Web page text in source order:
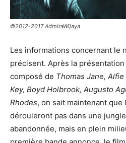
©2012-2017 AdmiraWijaya
Les informations concernant le
précisent. Après la
composé de Thomas Jane,
Key, Boyd Holbrook, Augusto
Rhodes, on sait maintenant
dérouleront pas dans une
abandonnée, mais en plein